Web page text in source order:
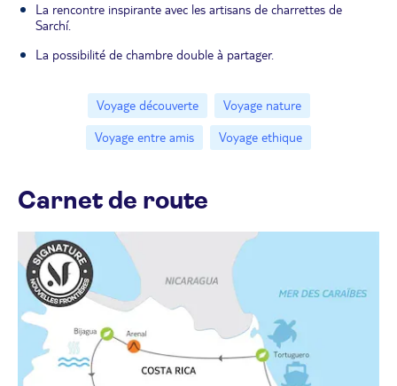
La rencontre inspirante avec les artisans de charrettes de
Sarchí.
La possibilité de chambre double à partager.
Voyage découverte
Voyage nature
Voyage entre amis
Voyage ethique
Carnet de route